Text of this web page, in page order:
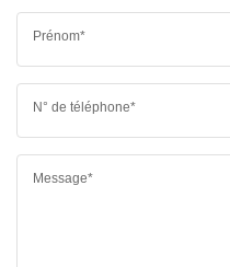
Prénom*
N° de téléphone*
Message*